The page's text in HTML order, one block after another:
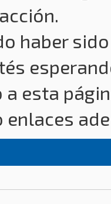
haber
a esta